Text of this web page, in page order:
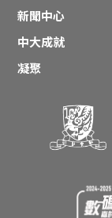
新聞中心
中大成就
凝聚